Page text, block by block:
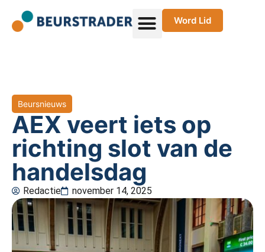
Word Lid
Beursnieuws
AEX veert iets op
richting slot van de
handelsdag
Redactie november 14, 2025